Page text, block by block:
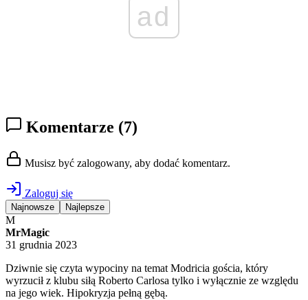
ad
Komentarze (7)
Musisz być zalogowany, aby dodać komentarz.
Zaloguj się
Najnowsze Najlepsze
M
MrMagic
31 grudnia 2023
Dziwnie się czyta wypociny na temat Modricia gościa, który
wyrzucił z klubu siłą Roberto Carlosa tylko i wyłącznie ze względu
na jego wiek. Hipokryzja pełną gębą.